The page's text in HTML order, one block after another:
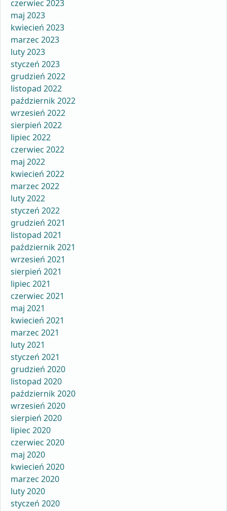
czerwiec 2023
maj 2023
kwiecień 2023
marzec 2023
luty 2023
styczeń 2023
grudzień 2022
listopad 2022
październik 2022
wrzesień 2022
sierpień 2022
lipiec 2022
czerwiec 2022
maj 2022
kwiecień 2022
marzec 2022
luty 2022
styczeń 2022
grudzień 2021
listopad 2021
październik 2021
wrzesień 2021
sierpień 2021
lipiec 2021
czerwiec 2021
maj 2021
kwiecień 2021
marzec 2021
luty 2021
styczeń 2021
grudzień 2020
listopad 2020
październik 2020
wrzesień 2020
sierpień 2020
lipiec 2020
czerwiec 2020
maj 2020
kwiecień 2020
marzec 2020
luty 2020
styczeń 2020